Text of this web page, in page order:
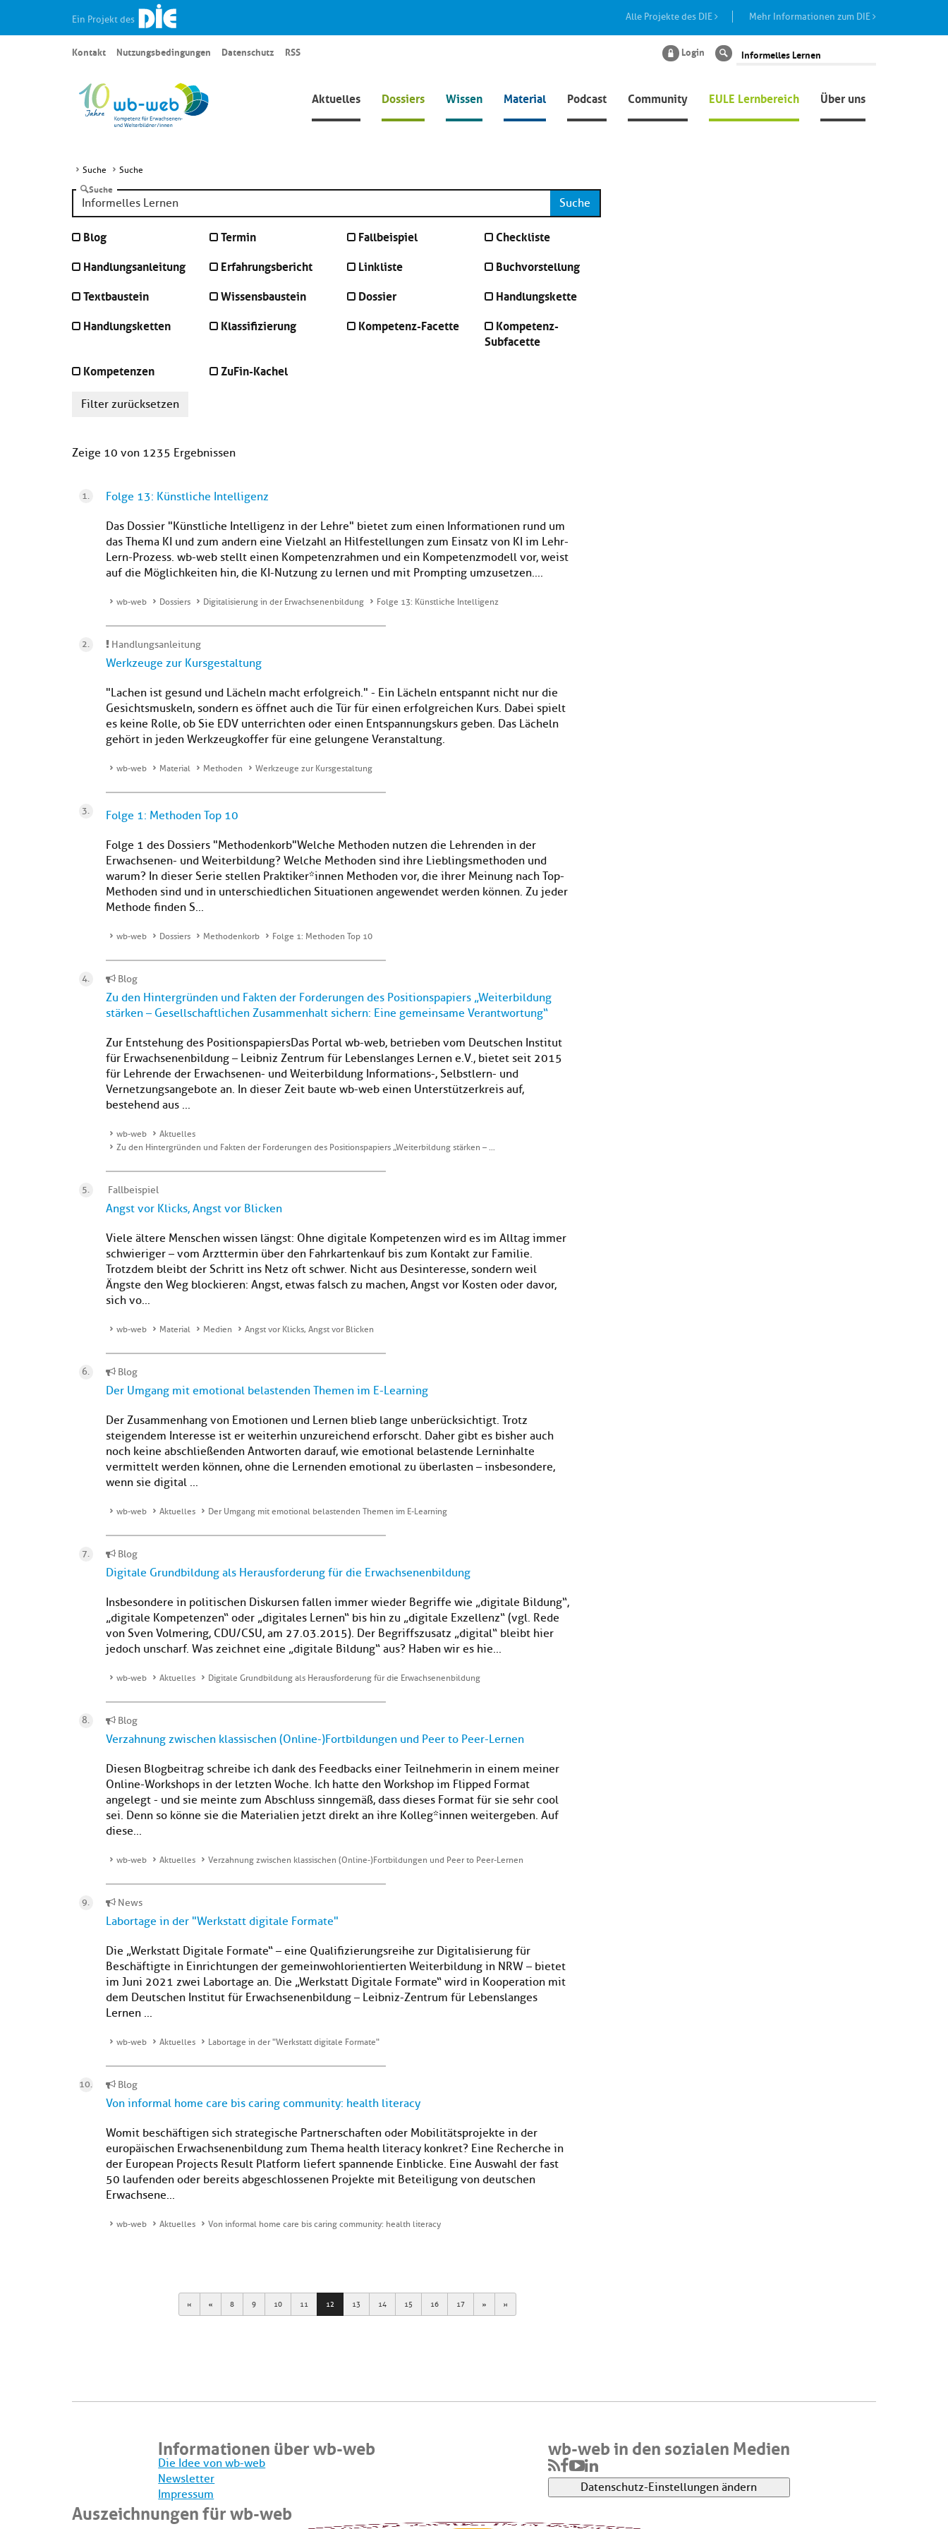
Ein Projekt des Alle Projekte des DIE Mehr Informationen zum DIE
Aktuelles Dossiers Wissen Material Podcast Community EULE Lernbereich Über uns
Kontakt Nutzungsbedingungen Datenschutz RSS Login Suche
Suche Suche
Suche
Suche
Blog Termin Fallbeispiel
Checkliste
Handlungsanleitung
Erfahrungsbericht Linkliste
Buchvorstellung
Textbaustein
Wissensbaustein Dossier
Handlungskette
Handlungsketten
Klassifizierung Kompetenz-Facette
Kompetenz-
Subfacette
Kompetenzen
ZuFin-Kachel
Filter zurücksetzen
Zeige 10 von 1235 Ergebnissen
Folge 13: Künstliche Intelligenz
Das Dossier "Künstliche Intelligenz in der Lehre" bietet zum einen Informationen rund um
das Thema KI und zum andern eine Vielzahl an Hilfestellungen zum Einsatz von KI im Lehr-
Lern-Prozess. wb-web stellt einen Kompetenzrahmen und ein Kompetenzmodell vor, weist
auf die Möglichkeiten hin, die KI-Nutzung zu lernen und mit Prompting umzusetzen....
wb-web Dossiers Digitalisierung in der Erwachsenenbildung Folge 13: Künstliche Intelligenz
Handlungsanleitung
Werkzeuge zur Kursgestaltung
"Lachen ist gesund und Lächeln macht erfolgreich." - Ein Lächeln entspannt nicht nur die
Gesichtsmuskeln, sondern es öffnet auch die Tür für einen erfolgreichen Kurs. Dabei spielt
es keine Rolle, ob Sie EDV unterrichten oder einen Entspannungskurs geben. Das Lächeln
gehört in jeden Werkzeugkoffer für eine gelungene Veranstaltung.
wb-web Material Methoden Werkzeuge zur Kursgestaltung
Folge 1: Methoden Top 10
Folge 1 des Dossiers "Methodenkorb"Welche Methoden nutzen die Lehrenden in der
Erwachsenen- und Weiterbildung? Welche Methoden sind ihre Lieblingsmethoden und
warum? In dieser Serie stellen Praktiker*innen Methoden vor, die ihrer Meinung nach Top-
Methoden sind und in unterschiedlichen Situationen angewendet werden können. Zu jeder
Methode finden S...
wb-web Dossiers Methodenkorb Folge 1: Methoden Top 10
Blog
Zu den Hintergründen und Fakten der Forderungen des Positionspapiers „Weiterbildung
stärken – Gesellschaftlichen Zusammenhalt sichern: Eine gemeinsame Verantwortung“
Zur Entstehung des PositionspapiersDas Portal wb-web, betrieben vom Deutschen Institut
für Erwachsenenbildung – Leibniz Zentrum für Lebenslanges Lernen e.V., bietet seit 2015
für Lehrende der Erwachsenen- und Weiterbildung Informations-, Selbstlern- und
Vernetzungsangebote an. In dieser Zeit baute wb-web einen Unterstützerkreis auf,
bestehend aus ...
wb-web
Aktuelles
Zu den Hintergründen und Fakten der Forderungen des Positionspapiers „Weiterbildung stärken – …
Fallbeispiel
Angst vor Klicks, Angst vor Blicken
Viele ältere Menschen wissen längst: Ohne digitale Kompetenzen wird es im Alltag immer
schwieriger – vom Arzttermin über den Fahrkartenkauf bis zum Kontakt zur Familie.
Trotzdem bleibt der Schritt ins Netz oft schwer. Nicht aus Desinteresse, sondern weil
Ängste den Weg blockieren: Angst, etwas falsch zu machen, Angst vor Kosten oder davor,
sich vo...
wb-web Material Medien Angst vor Klicks, Angst vor Blicken
Blog
Der Umgang mit emotional belastenden Themen im E-Learning
Der Zusammenhang von Emotionen und Lernen blieb lange unberücksichtigt. Trotz
steigendem Interesse ist er weiterhin unzureichend erforscht. Daher gibt es bisher auch
noch keine abschließenden Antworten darauf, wie emotional belastende Lerninhalte
vermittelt werden können, ohne die Lernenden emotional zu überlasten – insbesondere,
wenn sie digital ...
wb-web Aktuelles Der Umgang mit emotional belastenden Themen im E-Learning
Blog
Digitale Grundbildung als Herausforderung für die Erwachsenenbildung
Insbesondere in politischen Diskursen fallen immer wieder Begriffe wie „digitale Bildung“,
„digitale Kompetenzen“ oder „digitales Lernen“ bis hin zu „digitale Exzellenz“ (vgl. Rede
von Sven Volmering, CDU/CSU, am 27.03.2015). Der Begriffszusatz „digital“ bleibt hier
jedoch unscharf. Was zeichnet eine „digitale Bildung“ aus? Haben wir es hie...
wb-web Aktuelles Digitale Grundbildung als Herausforderung für die Erwachsenenbildung
Blog
Verzahnung zwischen klassischen (Online-)Fortbildungen und Peer to Peer-Lernen
Diesen Blogbeitrag schreibe ich dank des Feedbacks einer Teilnehmerin in einem meiner
Online-Workshops in der letzten Woche. Ich hatte den Workshop im Flipped Format
angelegt - und sie meinte zum Abschluss sinngemäß, dass dieses Format für sie sehr cool
sei. Denn so könne sie die Materialien jetzt direkt an ihre Kolleg*innen weitergeben. Auf
diese...
wb-web Aktuelles Verzahnung zwischen klassischen (Online-)Fortbildungen und Peer to Peer-Lernen
News
Labortage in der "Werkstatt digitale Formate"
Die „Werkstatt Digitale Formate“ – eine Qualifizierungsreihe zur Digitalisierung für
Beschäftigte in Einrichtungen der gemeinwohlorientierten Weiterbildung in NRW – bietet
im Juni 2021 zwei Labortage an. Die „Werkstatt Digitale Formate“ wird in Kooperation mit
dem Deutschen Institut für Erwachsenenbildung – Leibniz-Zentrum für Lebenslanges
Lernen ...
wb-web Aktuelles Labortage in der "Werkstatt digitale Formate"
Blog
Von informal home care bis caring community: health literacy
Womit beschäftigen sich strategische Partnerschaften oder Mobilitätsprojekte in der
europäischen Erwachsenenbildung zum Thema health literacy konkret? Eine Recherche in
der European Projects Result Platform liefert spannende Einblicke. Eine Auswahl der fast
50 laufenden oder bereits abgeschlossenen Projekte mit Beteiligung von deutschen
Erwachsene...
wb-web Aktuelles Von informal home care bis caring community: health literacy
First Previous
8 9 10 11 12 13 14 15 16 17 Next Last
Informationen über wb-web
Die Idee von wb-web
Newsletter
Impressum
wb-web in den sozialen Medien
Datenschutz-Einstellungen ändern
Auszeichnungen für wb-web